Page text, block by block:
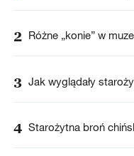
2 Różne „konie” w
3 Jak wyglądały
4 Starożytna broń